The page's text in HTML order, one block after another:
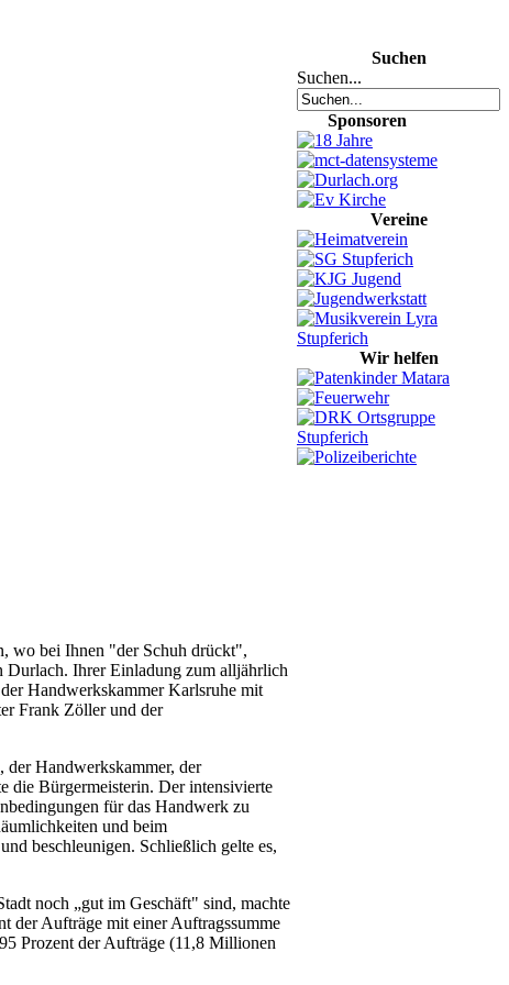
wo bei Ihnen "der Schuh drückt",
Durlach. Ihrer Einladung zum alljährlich
Handwerkskammer Karlsruhe mit
Frank Zöller und der
Handwerkskammer, der
die Bürgermeisterin. Der intensivierte
für das Handwerk zu
und beim
beschleunigen. Schließlich gelte es,
noch „gut im Geschäft" sind, machte
der Aufträge mit einer Auftragssumme
Prozent der Aufträge (11,8 Millionen
Suchen
Suchen...
Sponsoren
Vereine
Wir helfen